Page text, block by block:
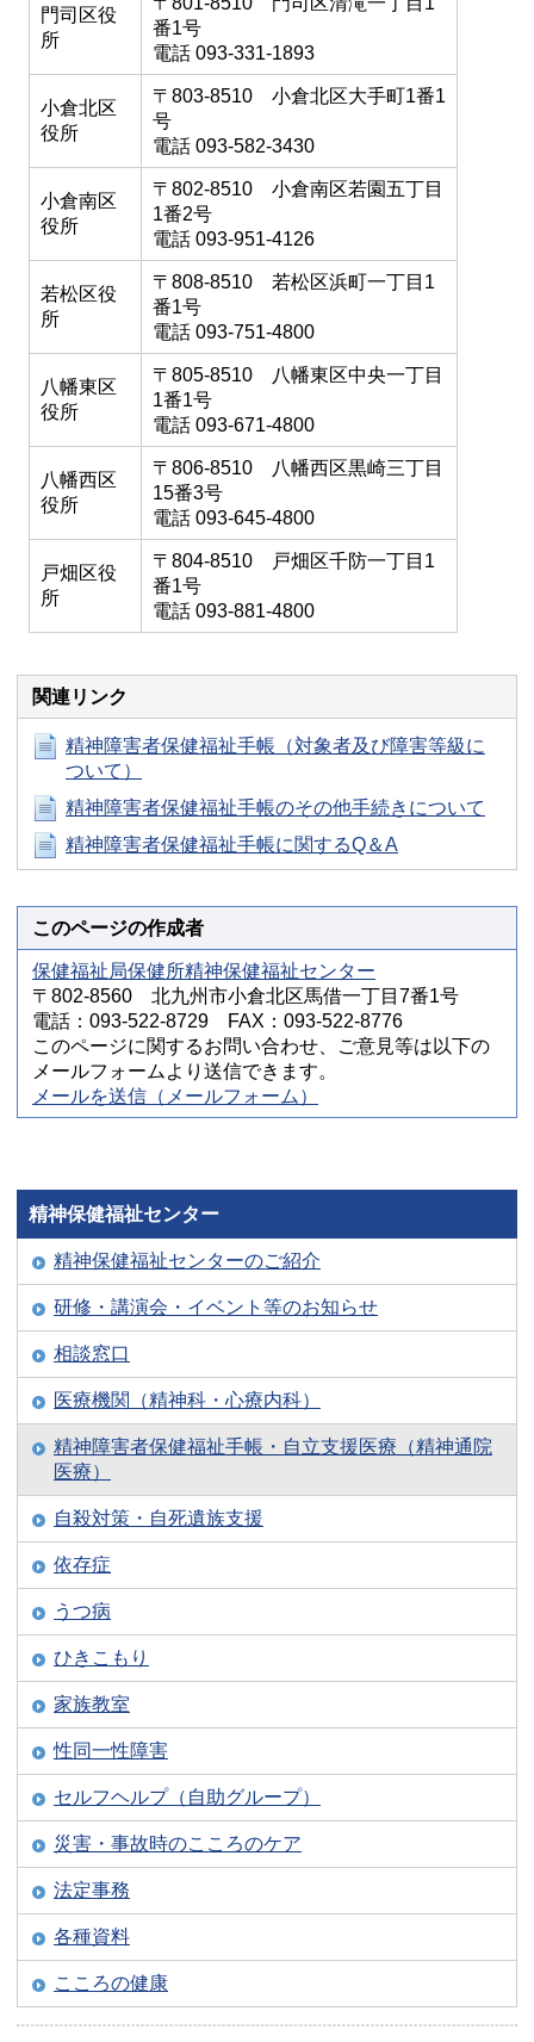
門司区役
所
番1号
電話 093-331-1893
小倉北区
役所
〒803-8510 小倉北区大手町1番1
号
電話 093-582-3430
小倉南区
役所
〒802-8510 小倉南区若園五丁目
1番2号
電話 093-951-4126
若松区役
所
〒808-8510 若松区浜町一丁目1
番1号
電話 093-751-4800
八幡東区
役所
〒805-8510 八幡東区中央一丁目
1番1号
電話 093-671-4800
八幡西区
役所
〒806-8510 八幡西区黒崎三丁目
15番3号
電話 093-645-4800
戸畑区役
所
〒804-8510 戸畑区千防一丁目1
番1号
電話 093-881-4800
関連リンク
精神障害者保健福祉手帳（対象者及び障害等級に
ついて）
精神障害者保健福祉手帳のその他手続きについて
精神障害者保健福祉手帳に関するQ＆A
このページの作成者
保健福祉局保健所精神保健福祉センター
〒802-8560 北九州市小倉北区馬借一丁目7番1号
電話：093-522-8729 FAX：093-522-8776
このページに関するお問い合わせ、ご意見等は以下の
メールフォームより送信できます。
メールを送信（メールフォーム）
精神保健福祉センター
精神保健福祉センターのご紹介
研修・講演会・イベント等のお知らせ
相談窓口
医療機関（精神科・心療内科）
精神障害者保健福祉手帳・自立支援医療（精神通院
医療）
自殺対策・自死遺族支援
依存症
うつ病
ひきこもり
家族教室
性同一性障害
セルフヘルプ（自助グループ）
災害・事故時のこころのケア
法定事務
各種資料
こころの健康